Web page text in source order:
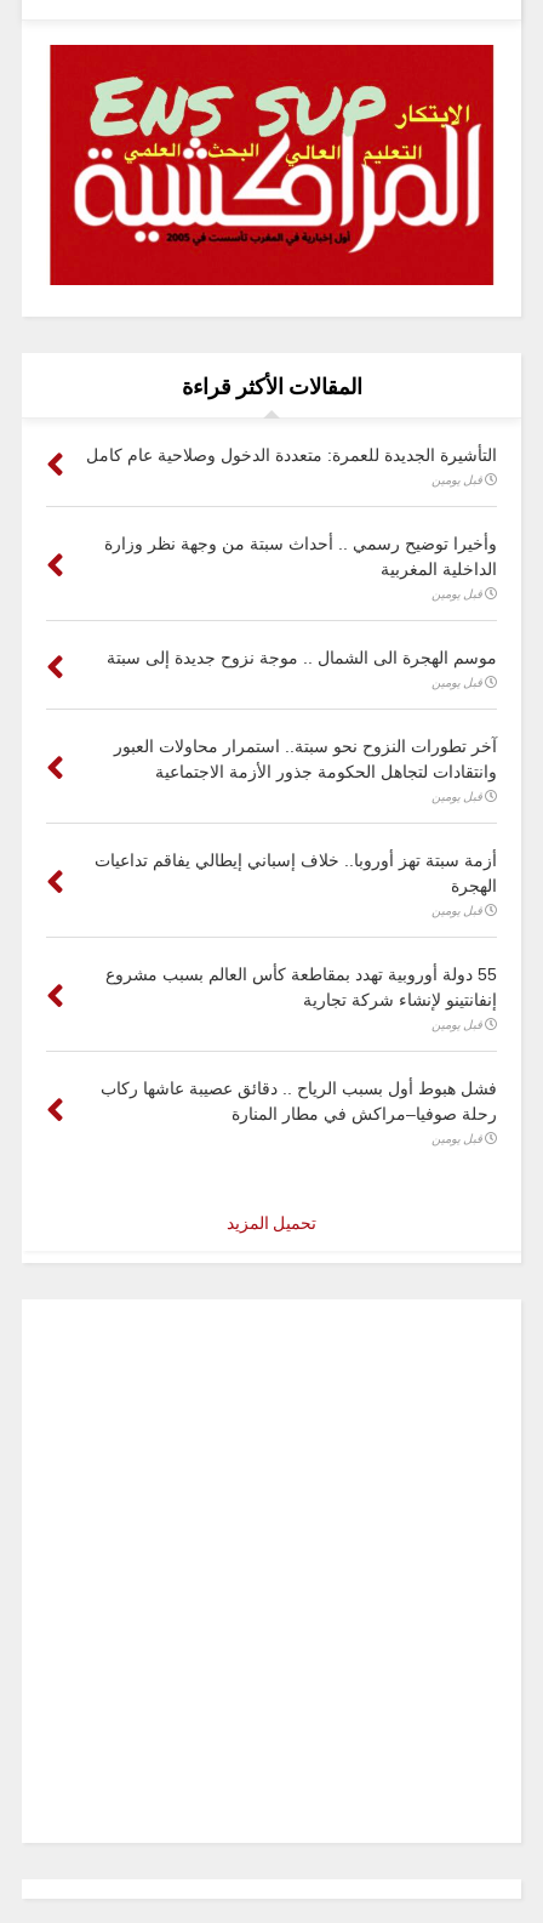
المقالات الأكثر قراءة
التأشيرة الجديدة للعمرة: متعددة الدخول وصلاحية عام كامل
قبل يومين
وأخيرا توضيح رسمي .. أحداث سبتة من وجهة نظر وزارة
الداخلية المغربية
قبل يومين
موسم الهجرة الى الشمال .. موجة نزوح جديدة إلى سبتة
قبل يومين
آخر تطورات النزوح نحو سبتة.. استمرار محاولات العبور
وانتقادات لتجاهل الحكومة جذور الأزمة الاجتماعية
قبل يومين
أزمة سبتة تهز أوروبا.. خلاف إسباني إيطالي يفاقم تداعيات
الهجرة
قبل يومين
55 دولة أوروبية تهدد بمقاطعة كأس العالم بسبب مشروع
إنفانتينو لإنشاء شركة تجارية
قبل يومين
فشل هبوط أول بسبب الرياح .. دقائق عصيبة عاشها ركاب
رحلة صوفيا–مراكش في مطار المنارة
قبل يومين
تحميل المزيد